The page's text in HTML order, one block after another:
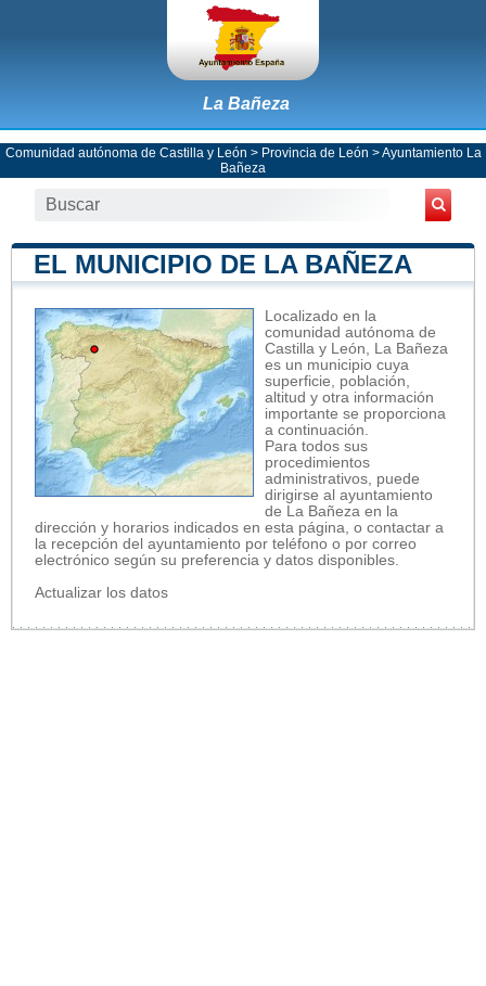
La Bañeza
Comunidad autónoma de Castilla y León > Provincia de León >Ayuntamiento La
Bañeza
EL MUNICIPIO DE LA BAÑEZA
Localizado en la
comunidad autónoma de
Castilla y León, La Bañeza
es un municipio cuya
superficie, población,
altitud y otra información
importante se proporciona
a continuación.
Para todos sus
procedimientos
administrativos, puede
dirigirse al ayuntamiento
de La Bañeza en la
dirección y horarios indicados en esta página, o contactar a
la recepción del ayuntamiento por teléfono o por correo
electrónico según su preferencia y datos disponibles.
Actualizar los datos